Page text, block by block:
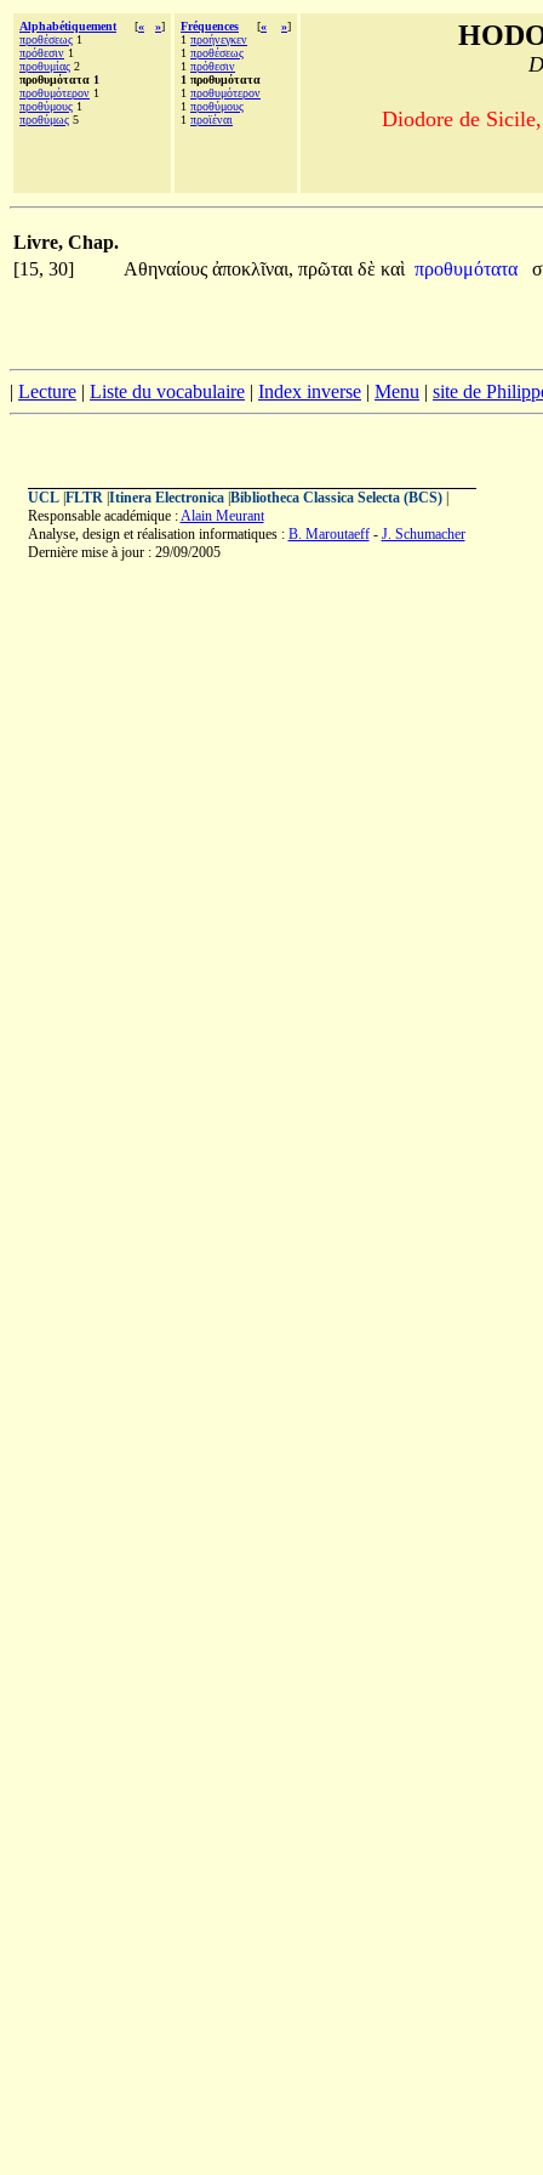
Alphabétiquement [« »]
προθέσεως 1
πρόθεσιν 1
προθυμίας 2
προθυμότατα 1
προθυμότερον 1
προθύμους 1
προθύμως 5
Fréquences [« »]
1 προήνεγκεν
1 προθέσεως
1 πρόθεσιν
1 προθυμότατα
1 προθυμότερον
1 προθύμους
1 προϊέναι Diodore de
Livre, Chap.
[15, 30]
Αθηναίους ἀποκλῖναι, πρῶται δὲ καὶ προθυμότατα
| Lecture | Liste du vocabulaire | Index inverse | Menu | site de
UCL| FLTR| Itinera Electronica| Bibliotheca Classica Selecta (BCS)|
Responsable académique :Alain Meurant
Analyse, design et réalisation informatiques : B. Maroutaeff- J. Schumacher
Dernière mise à jour : 29/09/2005